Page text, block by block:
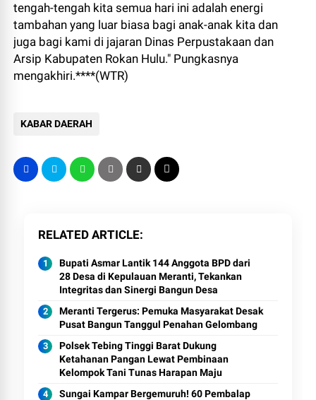
tengah-tengah kita semua hari ini adalah energi
tambahan yang luar biasa bagi anak-anak kita dan
juga bagi kami di jajaran Dinas Perpustakaan dan
Arsip Kabupaten Rokan Hulu." Pungkasnya
mengakhiri.****(WTR)
KABAR DAERAH
RELATED ARTICLE
Bupati Asmar Lantik 144 Anggota BPD dari
28 Desa di Kepulauan Meranti, Tekankan
Integritas dan Sinergi Bangun Desa
Meranti Tergerus: Pemuka Masyarakat Desak
Pusat Bangun Tanggul Penahan Gelombang
Polsek Tebing Tinggi Barat Dukung
Ketahanan Pangan Lewat Pembinaan
Kelompok Tani Tunas Harapan Maju
Sungai Kampar Bergemuruh! 60 Pembalap